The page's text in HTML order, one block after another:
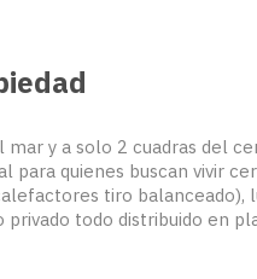
y a solo 2 cuadras del
para quienes buscan vivir
tiro
todo distribuido en